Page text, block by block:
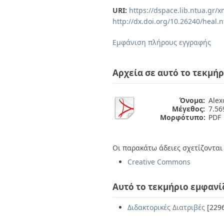
URI: https://dspace.lib.ntua.gr/
http://dx.doi.org/10.26240/
Εμφάνιση πλήρους εγγραφής
Αρχεία σε αυτό το
Όνομα:
Μέγεθος:
Μορφότυπο: PDF
Οι παρακάτω άδειες
Creative Commons
Αυτό το τεκμήριο
Διδακτορικές Διατριβές